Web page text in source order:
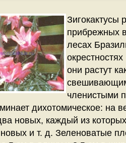
Зигокактусы
прибрежных
лесах
они растут
членистыми
дихотомическое: на
новых, каждый из
и т. д. Зелено­ватые